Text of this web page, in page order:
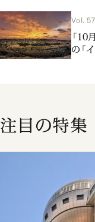
Vol.
「10
の「
注目の特集